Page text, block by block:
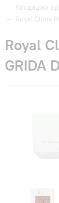
Доставка
Гарантия
—
— Royal Clima
Royal
GRIDA